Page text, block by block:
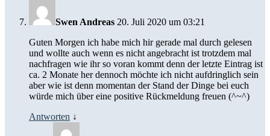
Swen Andreas 20. Juli 2020 um 03:21
Guten Morgen ich habe mich hir gerade mal durch gelesen
und wollte auch wenn es nicht angebracht ist trotzdem mal
nachfragen wie ihr so voran kommt denn der letzte Eintrag ist
ca. 2 Monate her dennoch möchte ich nicht aufdringlich sein
aber wie ist denn momentan der Stand der Dinge bei euch
würde mich über eine positive Rückmeldung freuen (^~^)
Antworten ↓